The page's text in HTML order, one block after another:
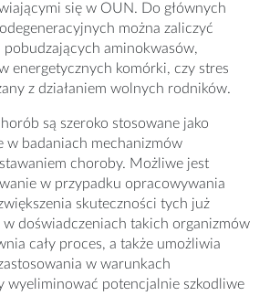
się w OUN. Do głównych
można zaliczyć
aminokwasów,
energetycznych komórki, czy stres
z działaniem wolnych rodników.
są szeroko stosowane jako
w badaniach mechanizmów
choroby. Możliwe jest
w przypadku opracowywania
skuteczności tych już
doświadczeniach takich organizmów
cały proces, a także umożliwia
w warunkach
wyeliminować potencjalnie szkodliwe